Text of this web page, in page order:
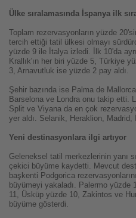
Ülke sıralamasında İspanya ilk
Toplam rezervasyonların yüzde
tercih ettiği tatil ülkesi olmayı
yüzde 9 ile İtalya izledi. İlk 10'da
Krallık'ın her biri yüzde 5, Türkiye
3, Arnavutluk ise yüzde 2 pay aldı.
Şehir bazında ise Palma de
Barselona ve Londra onu takip etti.
Split ve Viyana da en çok
yer aldı. Selanik, Heraklion,
Yeni destinasyonlara ilgi artıyor
Geleneksel tatil merkezlerinin yanı
çekici büyüme kaydetti. Mevcut
başkenti Podgorica
büyümeyi yakaladı. Palermo
11, Üsküp yüzde 10, Zakintos ve
büyüme gösterdi.